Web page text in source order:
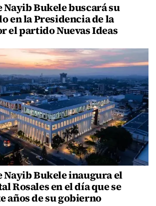
Bukele buscará su
en la Presidencia de la
el partido Nuevas Ideas
Nayib Bukele inaugura el
Rosales en el día que se
años de su gobierno